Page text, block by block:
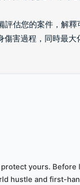
評估您的案件，解
害過程，同時最大
yours. Before
hustle and first-